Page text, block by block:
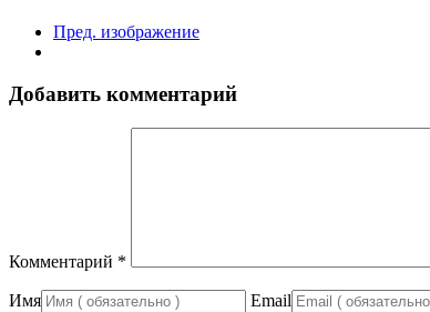
Пред. изображение
Добавить комментарий
Комментарий *
Имя Email